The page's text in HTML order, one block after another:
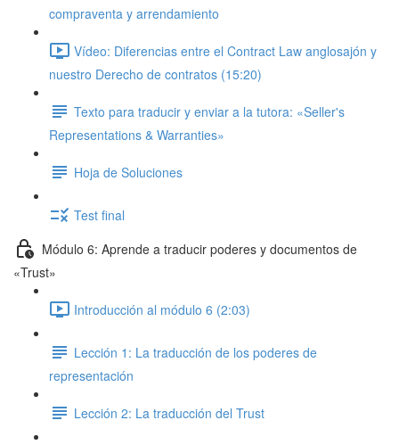
compraventa y arrendamiento
Vídeo: Diferencias entre el Contract Law anglosajón y
nuestro Derecho de contratos (15:20)
Texto para traducir y enviar a la tutora: «Seller's
Representations & Warranties»
Hoja de Soluciones
Test final
Módulo 6: Aprende a traducir poderes y documentos de
«Trust»
Introducción al módulo 6 (2:03)
Lección 1: La traducción de los poderes de
representación
Lección 2: La traducción del Trust